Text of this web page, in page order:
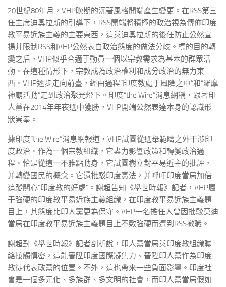
20世紀80年月，VHP晚期的沉著風格開端產生變更。在RSS第三
任主席迪奧拉斯的引導下，RSS開端將積極的政治視為傳佈印度
教平易近族主義的主要東西，這與迪奧拉斯的後任防止公然宣
揚并限制RSS和VHP公然表白政治態度的做法分歧。標的目的轉
變之后，VHP似乎合適于動員一個以宗教需求為基本的群眾活
動。在這種情形下，宗教成為政治權利和成分政治的無力東
西。VHP逐步走向前臺，經由過程“印度教處于風險之中”和“羅摩
神廟活動”走到政治聚光燈下。印度“the Wire”消息網稱，跟著印
人黨在2014年年夜選中獲勝，VHP開端公然表達本身的認識形
狀崇奉。
據印度“the Wire”消息網報道，VHP試圖從選舉範疇之外干涉印
度政治。作為一個宗教組織，它盡力影響政策和轉變政治過
程。恰是從這一不雅點動身，它試圖樹立對平易近主的批評，
并轉變國民的概念。它還批駁印度憲法，并呼吁印度當局加倍
追蹤關心“印度教的好處”。謝超告知《舉世時報》記者，VHP屬
于強硬的印度教平易近族主義組織，在印度教平易近族主義題
目上，其態度比印人黨更為保守。VHP一名擔任人曾因批駁莫迪
當局在印度教平易近族主義題目上不敷強硬而遭到RSS撤職。
謝超對《舉世時報》記者剖析說，印人黨當局與印度教組織聯
絡接觸慎密，這能晉陞印度國際凝集力、晉陞印人黨作為印度
教徒代表政黨的位置。不外，這也帶來一些負面影響。印度社
會是一個多元化、多族群、多文明的社會，而印人黨當局假如